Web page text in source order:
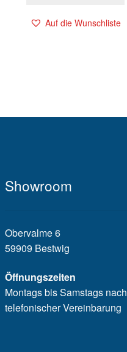
Auf die Wunschliste
Showroom
Obervalme 6
59909 Bestwig
Öffnungszeiten
Montags bis Samstags nach
telefonischer Vereinbarung